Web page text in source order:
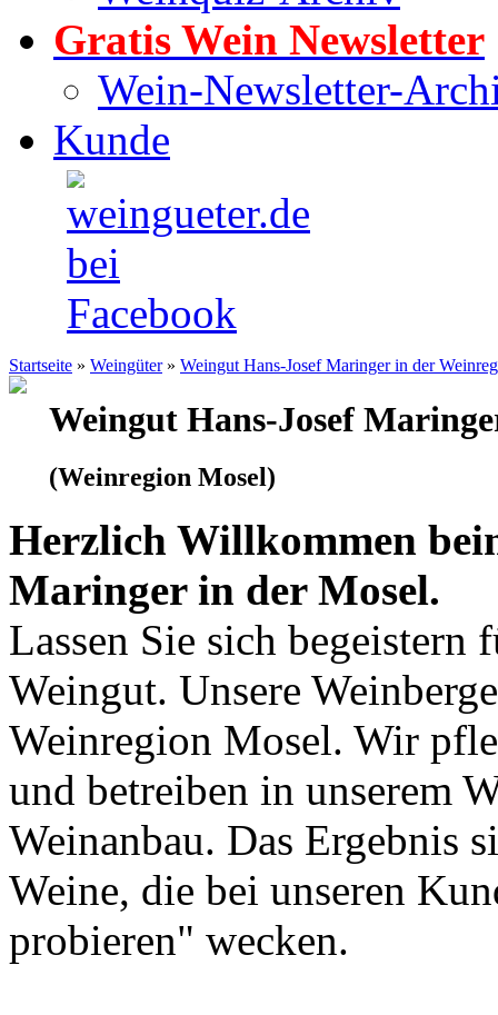
Gratis Wein Newsletter
Wein-Newsletter-
Kunde
Startseite » Weingüter » Weingut Hans-Josef Maringer in der
Weingut Hans-Josef
(Weinregion Mosel)
Herzlich Willkommen
Maringer in der Mosel.
Lassen Sie sich begeistern
Weingut. Unsere
Weinregion Mosel. Wir
und betreiben in unserem
Weinanbau. Das Ergebnis
Weine, die bei unseren
probieren" wecken.